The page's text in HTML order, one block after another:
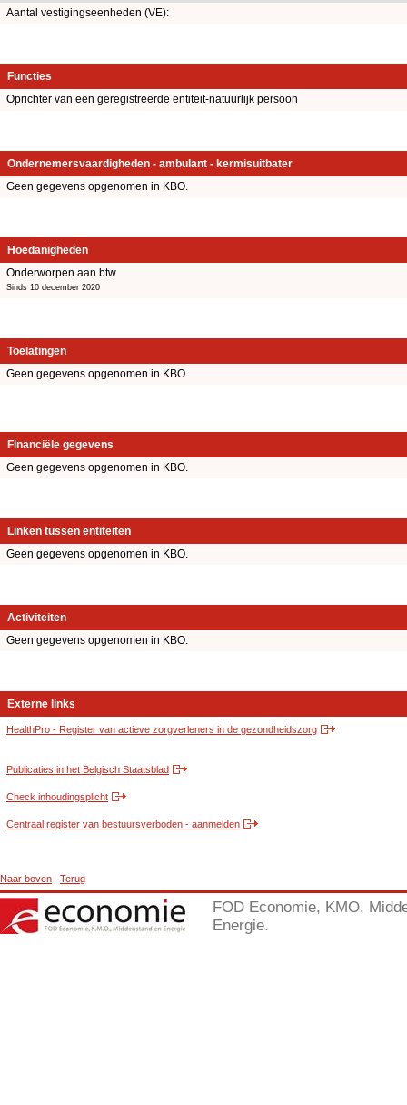
Aantal vestigingseenheden (VE):
Functies
Oprichter van een geregistreerde entiteit-natuurlijk persoon
Ondernemersvaardigheden - ambulant - kermisuitbater
Geen gegevens opgenomen in KBO.
Hoedanigheden
Onderworpen aan btw
Sinds 10 december 2020
Toelatingen
Geen gegevens opgenomen in KBO.
Financiële gegevens
Geen gegevens opgenomen in KBO.
Linken tussen entiteiten
Geen gegevens opgenomen in KBO.
Activiteiten
Geen gegevens opgenomen in KBO.
Externe links
HealthPro - Register van actieve zorgverleners in de gezondheidszorg
Publicaties in het Belgisch Staatsblad
Check inhoudingsplicht
Centraal register van bestuursverboden - aanmelden
Naar boven Terug
FOD Economie, KMO,
Energie.